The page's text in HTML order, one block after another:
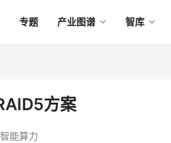
专题 产业图谱 智库
方案
智能算力